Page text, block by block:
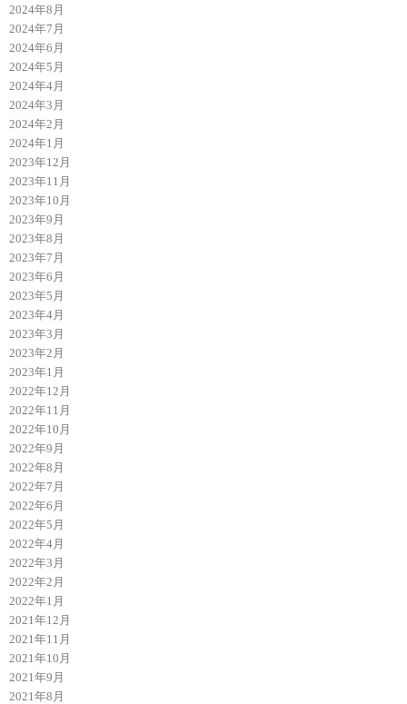
2024年8月
2024年7月
2024年6月
2024年5月
2024年4月
2024年3月
2024年2月
2024年1月
2023年12月
2023年11月
2023年10月
2023年9月
2023年8月
2023年7月
2023年6月
2023年5月
2023年4月
2023年3月
2023年2月
2023年1月
2022年12月
2022年11月
2022年10月
2022年9月
2022年8月
2022年7月
2022年6月
2022年5月
2022年4月
2022年3月
2022年2月
2022年1月
2021年12月
2021年11月
2021年10月
2021年9月
2021年8月